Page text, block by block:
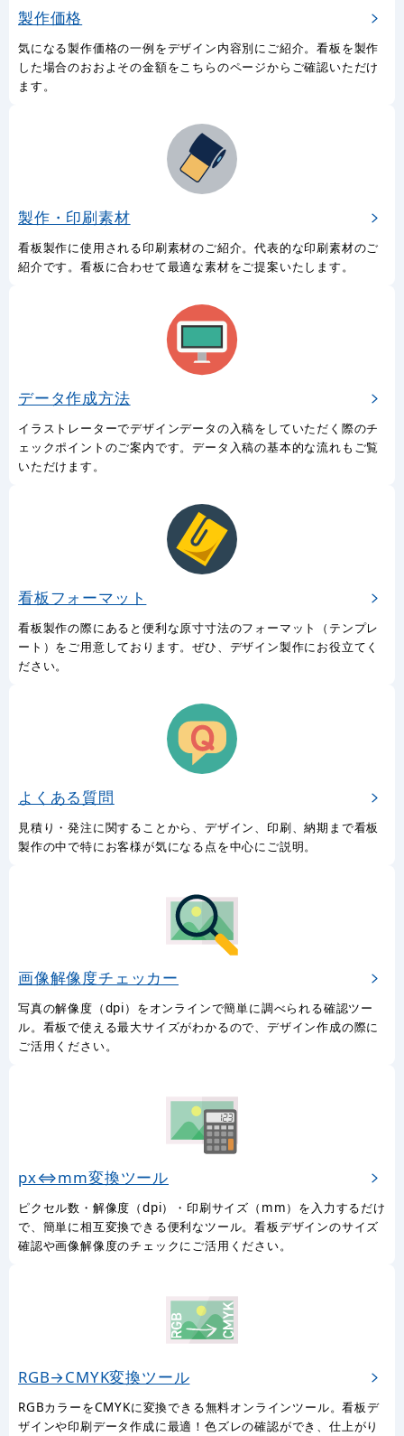
製作価格
気になる製作価格の一例をデザイン内容別にご紹介。看板を製作
した場合のおおよその金額をこちらのページからご確認いただけ
ます。
製作・印刷素材
看板製作に使用される印刷素材のご紹介。代表的な印刷素材のご
紹介です。看板に合わせて最適な素材をご提案いたします。
データ作成方法
イラストレーターでデザインデータの入稿をしていただく際のチ
ェックポイントのご案内です。データ入稿の基本的な流れもご覧
いただけます。
看板フォーマット
看板製作の際にあると便利な原寸寸法のフォーマット（テンプレ
ート）をご用意しております。ぜひ、デザイン製作にお役立てく
ださい。
よくある質問
見積り・発注に関することから、デザイン、印刷、納期まで看板
製作の中で特にお客様が気になる点を中心にご説明。
画像解像度チェッカー
写真の解像度（dpi）をオンラインで簡単に調べられる確認ツー
ル。看板で使える最大サイズがわかるので、デザイン作成の際に
ご活用ください。
px⇔mm変換ツール
ピクセル数・解像度（dpi）・印刷サイズ（mm）を入力するだけ
で、簡単に相互変換できる便利なツール。看板デザインのサイズ
確認や画像解像度のチェックにご活用ください。
RGB→CMYK変換ツール
RGBカラーをCMYKに変換できる無料オンラインツール。看板デ
ザインや印刷データ作成に最適！色ズレの確認ができ、仕上がり